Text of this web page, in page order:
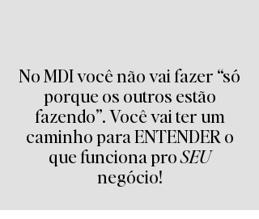
No MDI você não vai fazer “só
porque os outros estão
fazendo”. Você vai ter um
caminho para ENTENDER o
que funciona proSEU
negócio!